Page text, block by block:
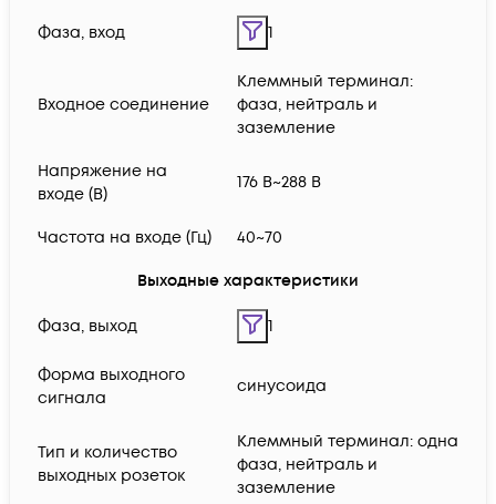
Фаза, вход 1
Входное соединение
Клеммный терминал:
фаза, нейтраль и
заземление
Напряжение на
входе (В)
176 В~288 В
Частота на входе (Гц) 40~70
Выходные характеристики
Фаза, выход 1
Форма выходного
сигнала
синусоида
Тип и количество
выходных розеток
Клеммный терминал: одна
фаза, нейтраль и
заземление